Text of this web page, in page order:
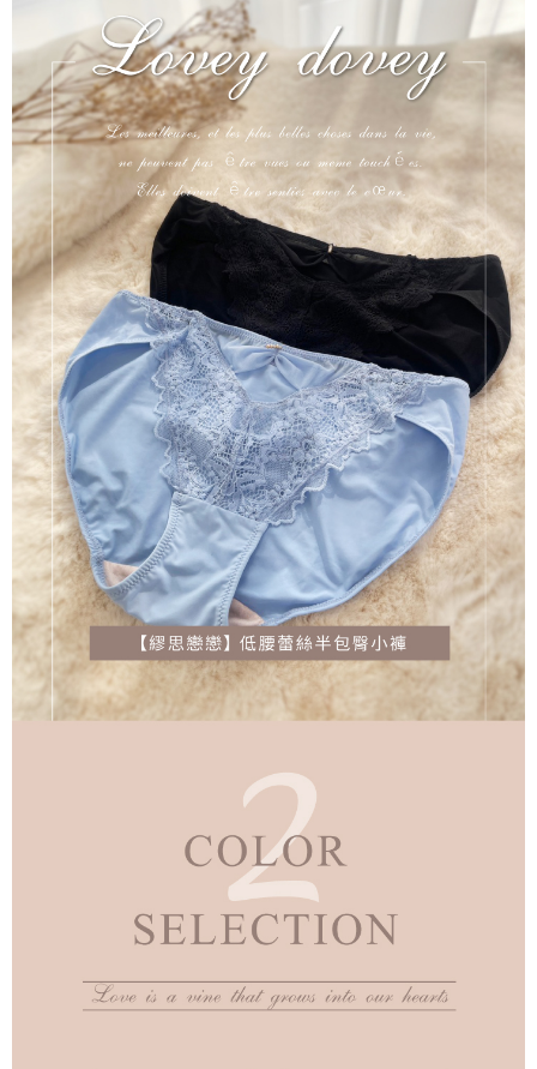
https://aftee.tw/terms/#terms3
３．未成年的使用者請事先徵得法定代理人或監護人之同意方可使用
「AFTEE先享後付」，若未經同意申辦者引起之損失，本公司不負相關責
任。
４．使用「AFTEE先享後付」時，將依據個別帳號之用戶狀況，依本公司即
時審查核予不同之上限額度；若仍有額度不足之情形，本公司將視審查結果
請求用戶進行身份認證。
５．嚴禁一人註冊多個帳號或使用他人資訊註冊。若發現惡意使用之情形，
恩沛科技股份有限公司將有權停止該用戶之使用額度並採取法律行動。
付款後7-11取貨 約3~5天到貨，實際出貨依照配送狀態為主。
※國定假日將順延
每筆NT$70，滿NT$1,000(含以上)免運費
宅配出貨 約3~5天到貨，實際出貨依照配送狀態為主。※國定假日
將順延
每筆NT$90，滿NT$1,000(含以上)免運費
付款後門市自取約3~7天到貨，僅限本人攜帶身分證領取 ※星期六
及星期日將延後出貨
免運費
貨到付款 約3~5天到貨，實際出貨依照配送狀態為主。※國定假日
將順延
每筆NT$90，滿NT$1,000(含以上)免運費
海外宅配（請勿填寫『智能櫃』或自提點地址！）以致無
法配送須補足額外產生費用，才能派發。
查看運費